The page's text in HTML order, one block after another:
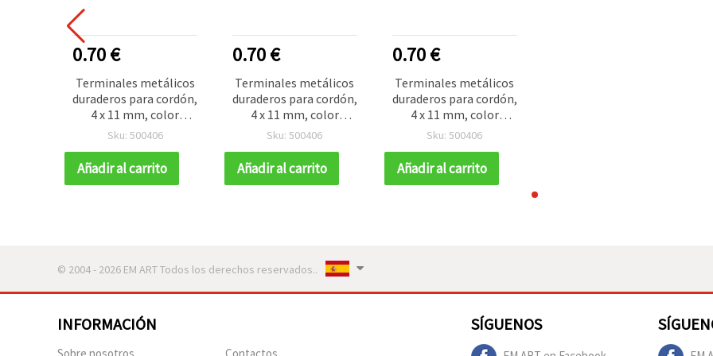
0.70 €
Terminales metálicos
duraderos para cordón,
4 x 11 mm, color
grafito – Set de 50
Sku: 500406
Añadir al carrito
0.70 €
Terminales metálicos
duraderos para cordón,
4 x 11 mm, color
grafito – Set de 50
Sku: 500406
Añadir al carrito
0.70 €
Terminales metálicos
duraderos para cordón,
4 x 11 mm, color
grafito – Set de 50
Sku: 500406
Añadir al carrito
© 2004 - 2026 EM ART Todos los derechos reservados..
INFORMACIÓN
Sobre nosotros Contactos
SÍGUENOS